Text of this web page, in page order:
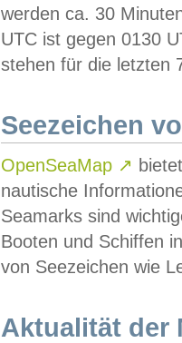
werden ca. 30
UTC ist gegen 0130
stehen für die letzten
Seezeichen
OpenSeaMap ↗
nautische
Seamarks sind
Booten und Schiffen
von Seezeichen wie
Aktualität der